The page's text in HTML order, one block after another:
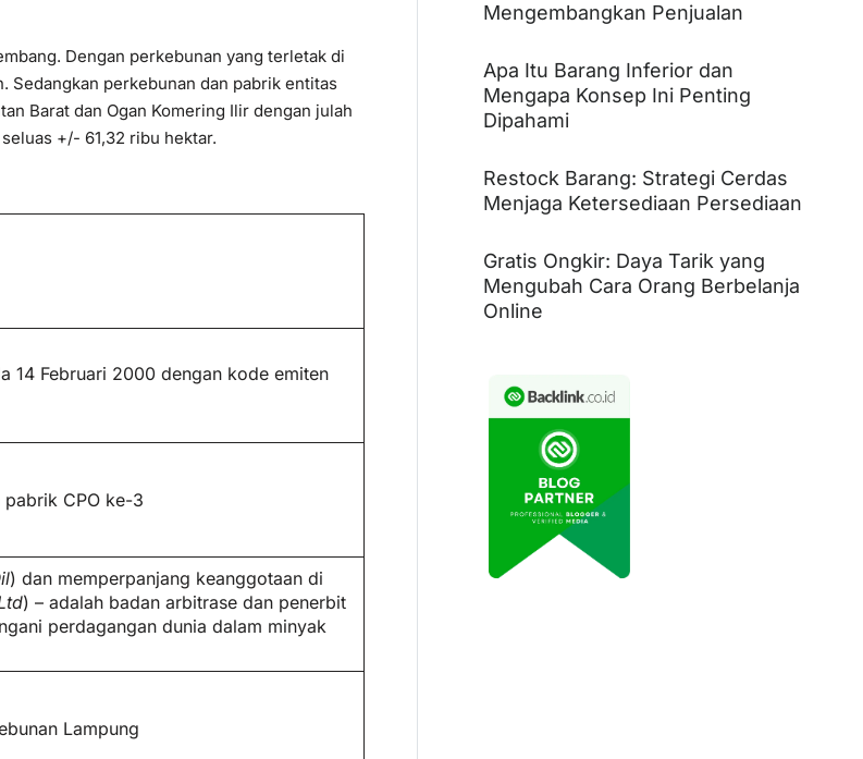
Dengan perkebunan yang terletak di
Sedangkan perkebunan dan pabrik entitas
Barat dan Ogan Komering Ilir dengan julah
+/- 61,32 ribu hektar.
14 Februari 2000 dengan kode emiten
CPO ke-3
) dan memperpanjang keanggotaan di
) – adalah badan arbitrase dan penerbit
perdagangan dunia dalam minyak
Lampung
Mengembangkan Penjualan
Apa Itu Barang Inferior dan
Mengapa Konsep Ini Penting
Dipahami
Restock Barang: Strategi Cerdas
Menjaga Ketersediaan Persediaan
Gratis Ongkir: Daya Tarik yang
Mengubah Cara Orang Berbelanja
Online